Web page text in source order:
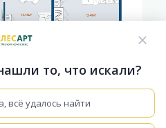
то, что искали?
всё удалось найти